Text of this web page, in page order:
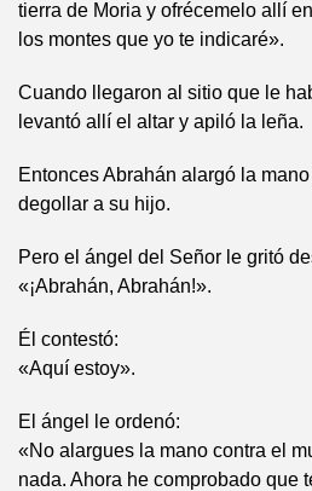
tierra de Moria y ofrécemelo allí
los montes que yo te indicaré».
Cuando llegaron al sitio que le
levantó allí el altar y apiló la leña.
Entonces Abrahán alargó la
degollar a su hijo.
Pero el ángel del Señor le gritó
«¡Abrahán, Abrahán!».
Él contestó:
«Aquí estoy».
El ángel le ordenó:
«No alargues la mano contra el
nada. Ahora he comprobado que